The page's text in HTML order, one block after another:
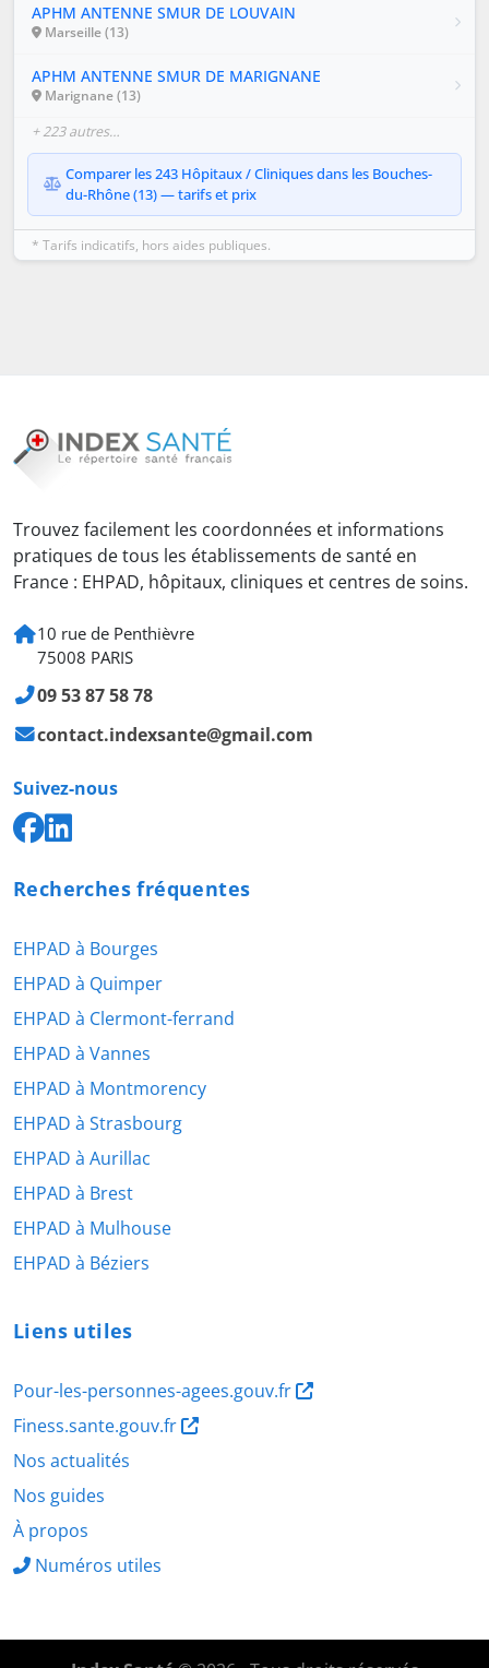
APHM ANTENNE SMUR DE LOUVAIN
Marseille (13)
APHM ANTENNE SMUR DE MARIGNANE
Marignane (13)
+ 223 autres…
Comparer les 243 Hôpitaux / Cliniques dans les Bouches-
du-Rhône (13) — tarifs et prix
* Tarifs indicatifs, hors aides publiques.
Trouvez facilement les coordonnées et informations
pratiques de tous les établissements de santé en
France : EHPAD, hôpitaux, cliniques et centres de soins.
10 rue de Penthièvre
75008 PARIS
09 53 87 58 78
contact.indexsante@gmail.com
Suivez-nous
Recherches fréquentes
EHPAD à Bourges
EHPAD à Quimper
EHPAD à Clermont-ferrand
EHPAD à Vannes
EHPAD à Montmorency
EHPAD à Strasbourg
EHPAD à Aurillac
EHPAD à Brest
EHPAD à Mulhouse
EHPAD à Béziers
Liens utiles
Pour-les-personnes-agees.gouv.fr
Finess.sante.gouv.fr
Nos actualités
Nos guides
À propos
Numéros utiles